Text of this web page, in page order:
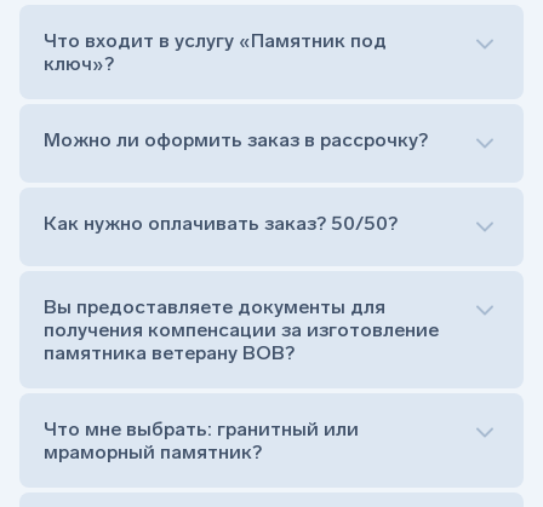
Что входит в услугу «Памятник под
ключ»?
Сам комплект памятника:
Тумба (постамент, на который при помощи
штыря устанавливается стела)
Цветник (обрамление могилки, бывает, что
Обработка и сверловка комплекта
Расположение символа веры (крестик или
Можно ли оформить заказ в рассрочку?
Как нужно оплачивать заказ? 50/50?
Вы предоставляете документы для
получения компенсации за изготовление
памятника ветерану ВОВ?
Что мне выбрать: гранитный или
мраморный памятник?